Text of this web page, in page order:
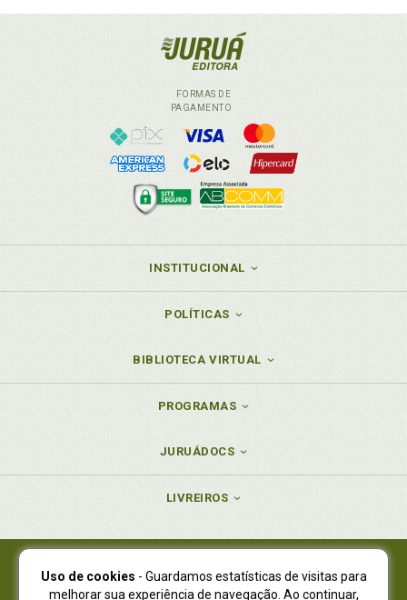
FORMAS DE
PAGAMENTO
INSTITUCIONAL
POLÍTICAS
BIBLIOTECA VIRTUAL
PROGRAMAS
JURUÁDOCS
LIVREIROS
Juruá Editora Ltda., CNPJ 77.535.508/0001-19
Uso de cookies - Guardamos estatísticas de visitas para
melhorar sua experiência de navegação. Ao continuar,